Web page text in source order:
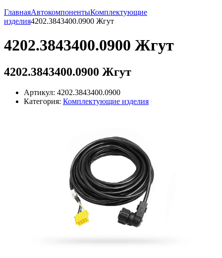
ГлавнаяАвтокомпонентыКомплектующие
изделия4202.3843400.0900 Жгут
4202.3843400.0900 Жгут
4202.3843400.0900 Жгут
Артикул: 4202.3843400.0900
Категория: Комплектующие изделия